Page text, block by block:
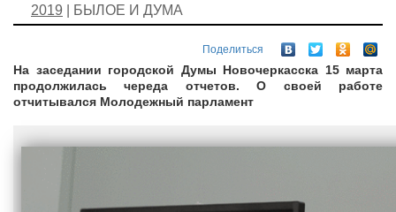
2019 | БЫЛОЕ И ДУМА
Поделиться
На заседании городской Думы Новочеркасска 15 марта
продолжилась череда отчетов. О своей работе
отчитывался Молодежный парламент